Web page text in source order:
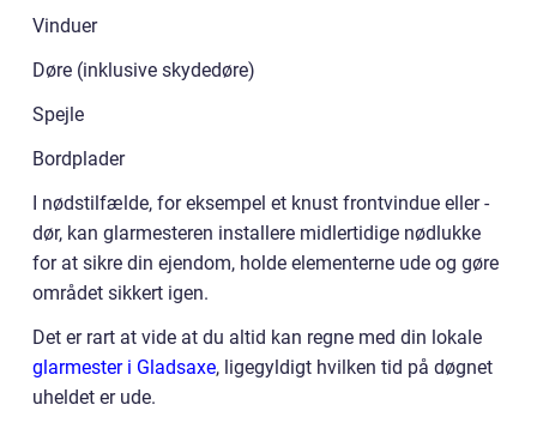
Vinduer
Døre (inklusive skydedøre)
Spejle
Bordplader
I nødstilfælde, for eksempel et knust frontvindue eller -
dør, kan glarmesteren installere midlertidige nødlukke
for at sikre din ejendom, holde elementerne ude og gøre
området sikkert igen.
Det er rart at vide at du altid kan regne med din lokale
glarmester i Gladsaxe, ligegyldigt hvilken tid på døgnet
uheldet er ude.